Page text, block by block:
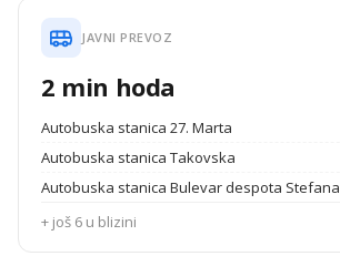
JAVNI PREVOZ
2 min hoda
Autobuska stanica 27. Marta
Autobuska stanica Takovska
Autobuska stanica Bulevar despota Stefana
+ još 6 u blizini